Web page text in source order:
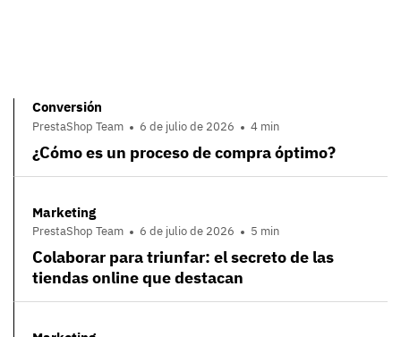
Conversión
PrestaShop Team 6 de julio de 2026 4 min
¿Cómo es un proceso de compra óptimo?
Marketing
PrestaShop Team 6 de julio de 2026 5 min
Colaborar para triunfar: el secreto de las
tiendas online que destacan